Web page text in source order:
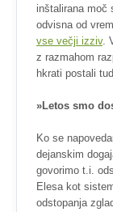
inštalirana moč
odvisna od
vse večji izziv.
z razmahom
hkrati postali
»Letos smo
Ko se
dejanskim
govorimo t.i.
Elesa kot
odstopanja